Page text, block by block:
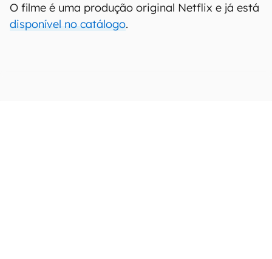
O filme é uma produção original Netflix e já está
disponível no catálogo.